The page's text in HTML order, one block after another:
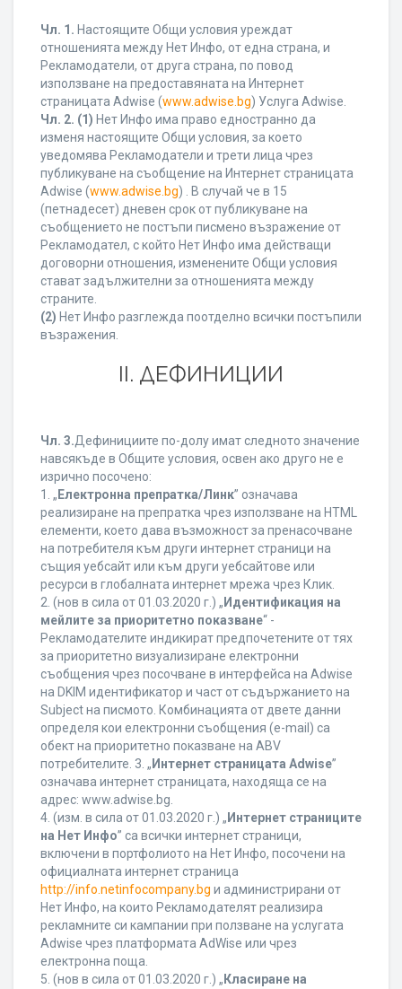
Чл. 1. Настоящите Общи условия уреждат
отношенията между Нет Инфо, от една страна, и
Рекламодатели, от друга страна, по повод
използване на предоставяната на Интернет
страницата Adwise (www.adwise.bg) Услуга Adwise.
Чл. 2. (1) Нет Инфо има право едностранно да
изменя настоящите Общи условия, за което
уведомява Рекламодатели и трети лица чрез
публикуване на съобщение на Интернет страницата
Adwise (www.adwise.bg) . В случай че в 15
(петнадесет) дневен срок от публикуване на
съобщението не постъпи писмено възражение от
Рекламодател, с който Нет Инфо има действащи
договорни отношения, изменените Общи условия
стават задължителни за отношенията между
страните.
(2) Нет Инфо разглежда поотделно всички постъпили
възражения.
ІІ. ДЕФИНИЦИИ
Чл. 3.Дефинициите по-долу имат следното значение
навсякъде в Общите условия, освен ако друго не е
изрично посочено:
1. „ Електронна препратка/Линк” означава
реализиране на препратка чрез използване на HTML
елементи, което дава възможност за пренасочване
на потребителя към други интернет страници на
същия уебсайт или към други уебсайтове или
ресурси в глобалната интернет мрежа чрез Клик.
2. (нов в сила от 01.03.2020 г.) „ Идентификация на
мейлите за приоритетно показване“ -
Рекламодателите индикират предпочетените от тях
за приоритетно визуализиране електронни
съобщения чрез посочване в интерфейса на Adwise
на DKIM идентификатор и част от съдържанието на
Subject на писмото. Комбинацията от двете данни
определя кои електронни съобщения (e-mail) са
обект на приоритетно показване на ABV
потребителите. 3. „ Интернет страницата Adwise”
означава интернет страницата, находяща се на
адрес: www.adwise.bg.
4. (изм. в сила от 01.03.2020 г.) „ Интернет страниците
на Нет Инфо” са всички интернет страници,
включени в портфолиото на Нет Инфо, посочени на
официалната интернет страница
http://info.netinfocompany.bg и администрирани от
Нет Инфо, на които Рекламодателят реализира
рекламните си кампании при ползване на услугата
Adwise чрез платформата AdWise или чрез
електронна поща.
5. (нов в сила от 01.03.2020 г.) „ Класиране на